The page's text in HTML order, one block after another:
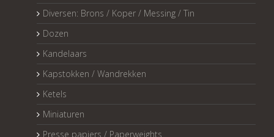
Diversen: Brons / Koper / Messing / Tin
Dozen
Kandelaars
Kapstokken / Wandrekken
Ketels
Miniaturen
Presse papiers / Paperweights